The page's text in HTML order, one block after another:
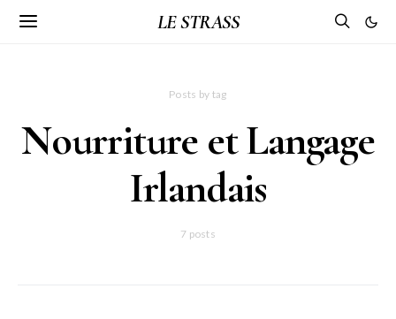
LE STRASS
Posts by tag
Nourriture et Langage
Irlandais
7 posts